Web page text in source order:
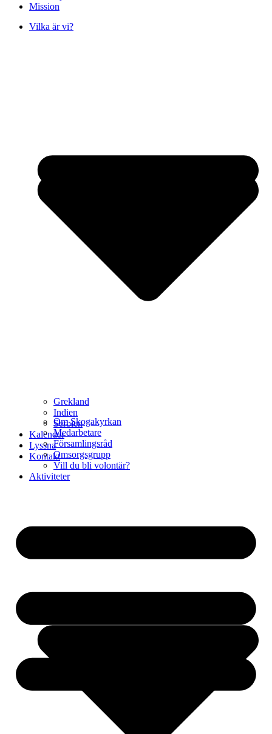
Mission
Grekland
Indien
Serbien
Kalender
Lyssna
Kontakt
Vilka är vi?
Om Skogakyrkan
Medarbetare
Församlingsråd
Omsorgsgrupp
Vill du bli volontär?
Aktiviteter